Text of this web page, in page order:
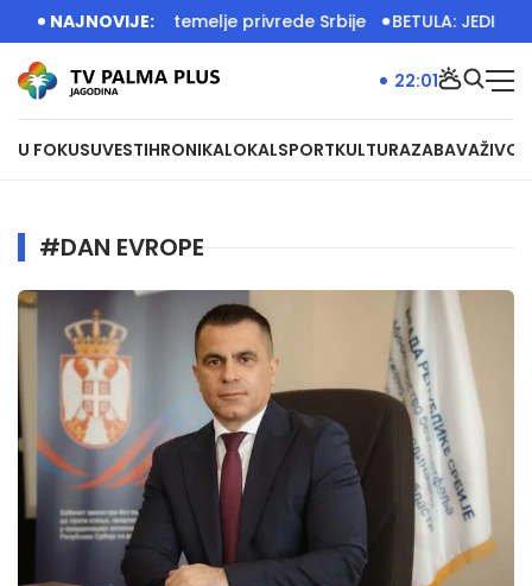
NAJNOVIJE:
radom grade temelje privrede Srbije BETULA:
U FOKUSUVESTIHRONIKALOKALSPORTKULTURAZABAVAŽIVOT
22:01
#DAN EVROPE